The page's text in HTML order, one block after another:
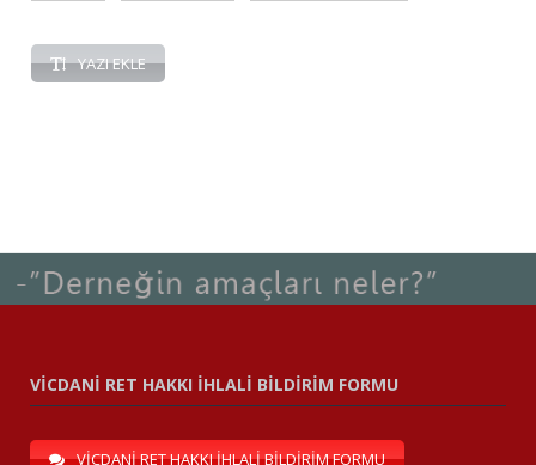
YAZI EKLE
VİCDANİ RET HAKKI İHLALİ BİLDİRİM FORMU
VİCDANİ RET HAKKI İHLALİ BİLDİRİM FORMU